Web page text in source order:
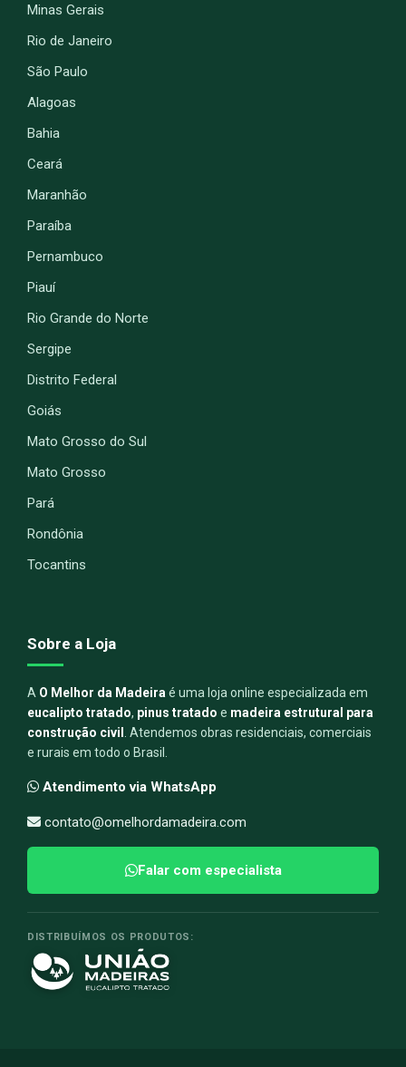
Minas Gerais
Rio de Janeiro
São Paulo
Alagoas
Bahia
Ceará
Maranhão
Paraíba
Pernambuco
Piauí
Rio Grande do Norte
Sergipe
Distrito Federal
Goiás
Mato Grosso do Sul
Mato Grosso
Pará
Rondônia
Tocantins
Sobre a Loja
A O Melhor da Madeiraé uma loja online especializada em
eucalipto tratado, pinus tratado e madeira estrutural para
construção civil . Atendemos obras residenciais, comerciais
e rurais em todo o Brasil.
Atendimento via WhatsApp
contato@omelhordamadeira.com
Falar com especialista
DISTRIBUÍMOS OS PRODUTOS: